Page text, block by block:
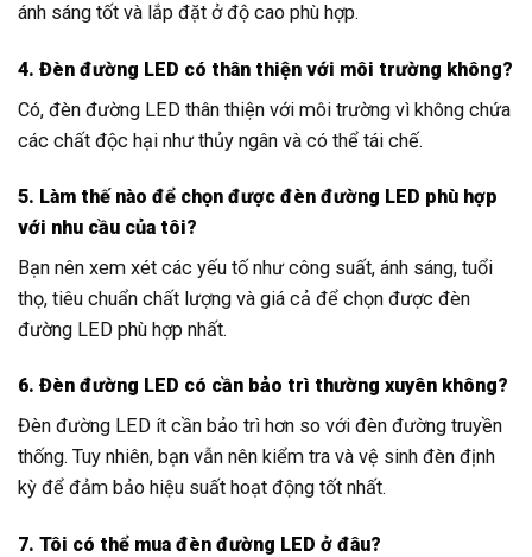
ánh sáng tốt và lắp đặt ở độ cao phù hợp.
4. Đèn đường LED có thân thiện với môi trường không?
Có, đèn đường LED thân thiện với môi trường vì không chứa
các chất độc hại như thủy ngân và có thể tái chế.
5. Làm thế nào để chọn được đèn đường LED phù hợp
với nhu cầu của tôi?
Bạn nên xem xét các yếu tố như công suất, ánh sáng, tuổi
thọ, tiêu chuẩn chất lượng và giá cả để chọn được đèn
đường LED phù hợp nhất.
6. Đèn đường LED có cần bảo trì thường xuyên không?
Đèn đường LED ít cần bảo trì hơn so với đèn đường truyền
thống. Tuy nhiên, bạn vẫn nên kiểm tra và vệ sinh đèn định
kỳ để đảm bảo hiệu suất hoạt động tốt nhất.
7. Tôi có thể mua đèn đường LED ở đâu?